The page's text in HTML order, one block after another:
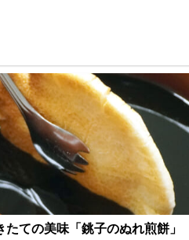
たての美味「銚子のぬれ煎餅」